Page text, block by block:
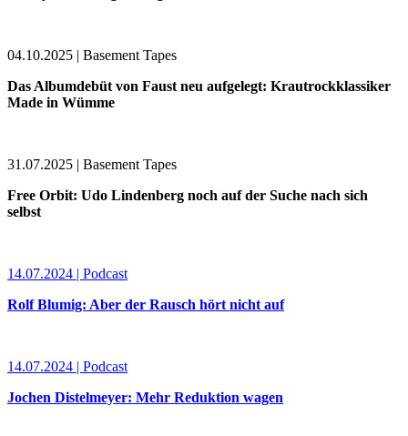
04.10.2025 | Basement Tapes
Das Albumdebüt von Faust neu aufgelegt: Krautrockklassiker
Made in Wümme
31.07.2025 | Basement Tapes
Free Orbit: Udo Lindenberg noch auf der Suche nach sich
selbst
14.07.2024 | Podcast
Rolf Blumig: Aber der Rausch hört nicht auf
14.07.2024 | Podcast
Jochen Distelmeyer: Mehr Reduktion wagen